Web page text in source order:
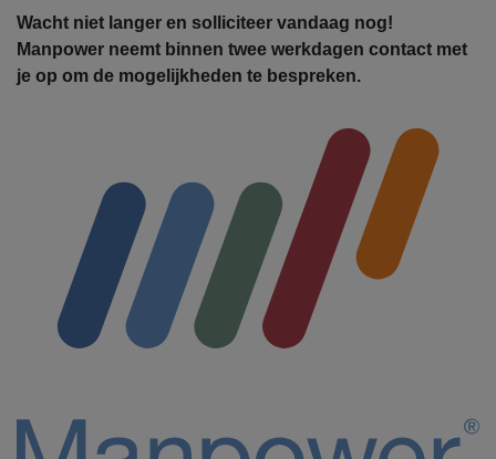
Wacht niet langer en solliciteer vandaag nog!
Manpower neemt binnen twee werkdagen contact met
je op om de mogelijkheden te bespreken.